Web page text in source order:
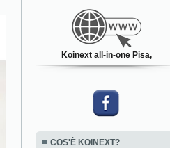
Koinext all-in-one Pisa,
COS'È KOINEXT?